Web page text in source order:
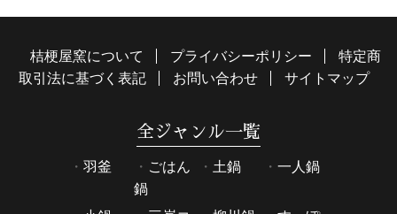
桔梗屋窯について プライバシーポリシー
特定商
取引法に基づく表記
お問い合わせ サイトマップ
全ジャンル一覧
羽釜
ごはん
鍋
土鍋 一人鍋